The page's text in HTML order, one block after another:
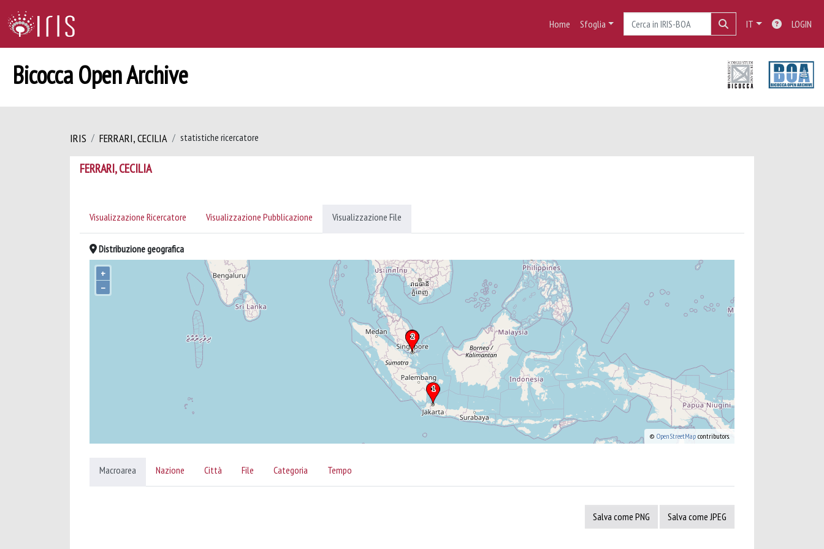
Home Sfoglia IT LOGIN
Bicocca Open Archive
IRIS FERRARI, CECILIA statistiche ricercatore
FERRARI, CECILIA
Visualizzazione Ricercatore Visualizzazione Pubblicazione Visualizzazione File
Distribuzione geografica
+
–
© OpenStreetMap contributors.
Macroarea Nazione Città File Categoria Tempo
Salva come PNG Salva come JPEG